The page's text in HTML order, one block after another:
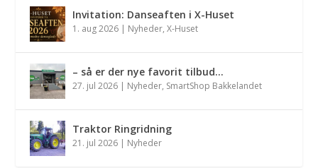
Invitation: Danseaften i X-Huset
1. aug 2026 | Nyheder,X-Huset
– så er der nye favorit tilbud…
27. jul 2026 | Nyheder, SmartShop Bakkelandet
Traktor Ringridning
21. jul 2026 | Nyheder